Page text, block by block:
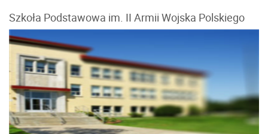
Szkoła Podstawowa im. II Armii Wojska Polskiego